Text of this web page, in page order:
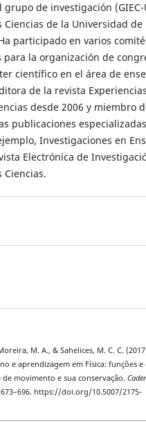
de investigación (GIEC-
Ciencias de la Universidad de
participado en varios
la organización de
científico en el área de
de la revista
desde 2006 y miembro
publicaciones
Investigaciones en
Electrónica de
Ciencias.
M. A., & Sahelices, M. C. C.
e aprendizagem em Física: funções e
movimento e sua conservação.
https://doi.org/10.5007/2175-